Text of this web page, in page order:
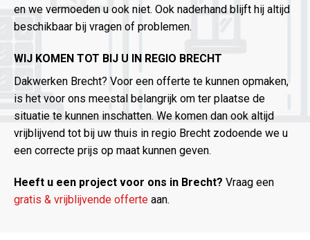
en we vermoeden u ook niet. Ook naderhand blijft hij altijd
beschikbaar bij vragen of problemen.
WIJ KOMEN TOT BIJ U IN REGIO BRECHT
Dakwerken Brecht? Voor een offerte te kunnen opmaken,
is het voor ons meestal belangrijk om ter plaatse de
situatie te kunnen inschatten. We komen dan ook altijd
vrijblijvend tot bij uw thuis in regio Brecht zodoende we u
een correcte prijs op maat kunnen geven.
Heeft u een project voor ons in Brecht? Vraag een
gratis & vrijblijvende offerte aan.